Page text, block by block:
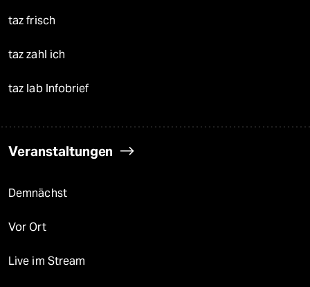
taz frisch
taz zahl ich
taz lab Infobrief
Veranstaltungen
Demnächst
Vor Ort
Live im Stream